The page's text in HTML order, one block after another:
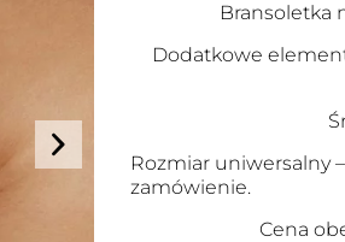
Bransoletka
Dodatkowe
Rozmiar uniwersalny
zamówienie.
Cena